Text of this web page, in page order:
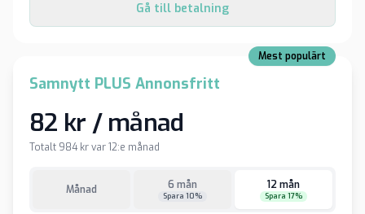
Gå till betalning
Mest populärt
Samnytt PLUS Annonsfritt
82 kr / månad
Totalt 984 kr var 12:e månad
Månad 6 mån
Spara 10%
12 mån
Spara 17%